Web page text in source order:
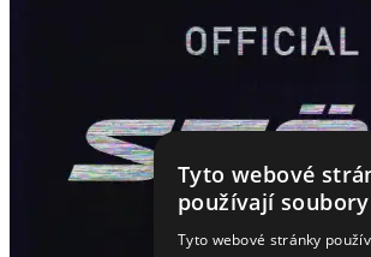
Tyto webové
používají
Tyto webové stránky